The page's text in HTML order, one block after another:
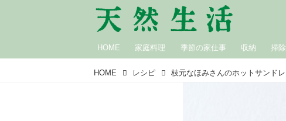
HOME 家庭料理 季節の家仕事 収納 掃除
HOME レシピ